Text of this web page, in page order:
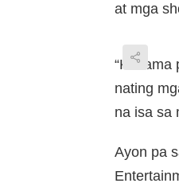
at mga
“Kasama
nating
na isa sa
Ayon pa